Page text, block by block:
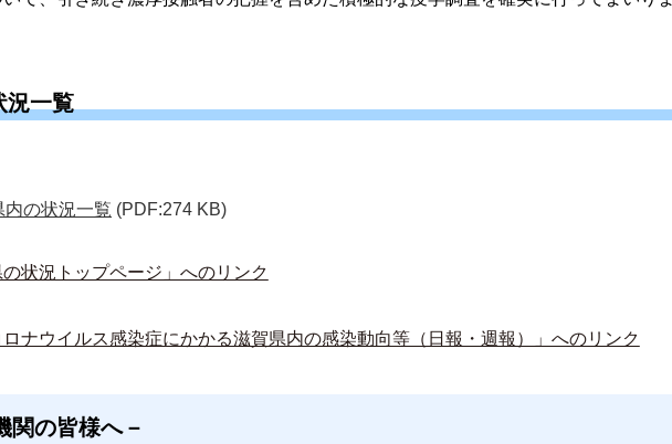
況一覧
内の状況一覧 (PDF:274 KB)
の状況トップページ」へのリンク
ロナウイルス感染症にかかる滋賀県内の感染動向等（日報・週報）」へのリンク
関の皆様へ－